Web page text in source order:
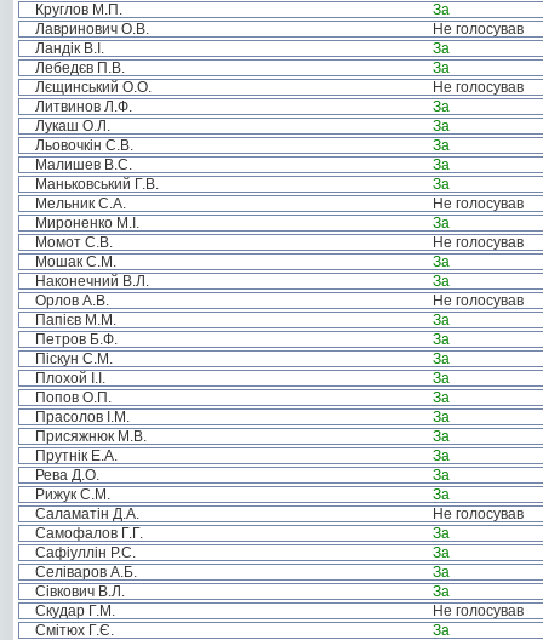
Круглов М.П.
За
Лавринович О.В.
Не голосував
Ландік В.І.
За
Лебедєв П.В.
За
Лєщинський О.О.
Не голосував
Литвинов Л.Ф.
За
Лукаш О.Л.
За
Льовочкін С.В.
За
Малишев В.С.
За
Маньковський Г.В.
За
Мельник С.А.
Не голосував
Мироненко М.І.
За
Момот С.В.
Не голосував
Мошак С.М.
За
Наконечний В.Л.
За
Орлов А.В.
Не голосував
Папієв М.М.
За
Петров Б.Ф.
За
Піскун С.М.
За
Плохой І.І.
За
Попов О.П.
За
Прасолов І.М.
За
Присяжнюк М.В.
За
Прутнік Е.А.
За
Рева Д.О.
За
Рижук С.М.
За
Саламатін Д.А.
Не голосував
Самофалов Г.Г.
За
Сафіуллін Р.С.
За
Селіваров А.Б.
За
Сівкович В.Л.
За
Скудар Г.М.
Не голосував
Смітюх Г.Є.
За